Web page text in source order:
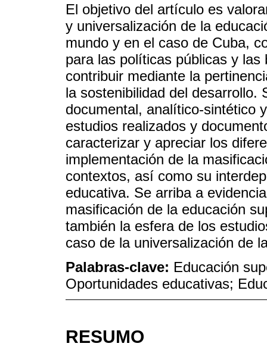
El objetivo del artículo es
y universalización de la
mundo y en el caso de Cuba,
para las políticas públicas y
contribuir mediante la
la sostenibilidad del desarrollo.
documental, analítico-sintético
estudios realizados y
caracterizar y apreciar los
implementación de la
contextos, así como su
educativa. Se arriba a
masificación de la educación
también la esfera de los
caso de la universalización de
Palabras-clave: Educación
Oportunidades educativas;
RESUMO